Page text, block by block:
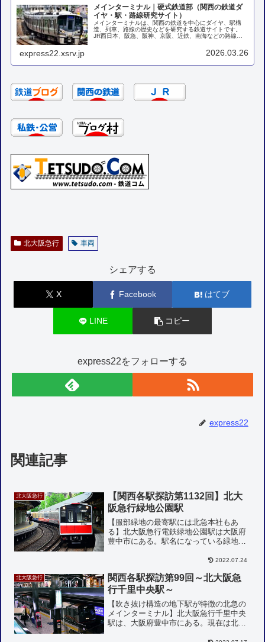
メインターミナル｜硬式鉄道部（関西の鉄道ダ
イヤ・駅・路線研究サイト）
メインターミナルは、関西の鉄道を中心にダイヤ、駅構
造、列車、路線の歴史などを研究する鉄道サイトです。
JR西日本、阪急、阪神、京阪、近鉄、南海などの路線ガ
express22.xsrv.jp 2026.03.26
北大阪急行 車両
シェアする
X Facebook はてブ
LINE コピー
express22をフォローする
express22
関連記事
北大阪急行
【関西各駅探訪第1132回】北大
阪急行緑地公園駅
【服部緑地の最寄駅には北急本社もあ
る】北大阪急行電鉄緑地公園駅は大阪府
豊中市にある。駅名になっている緑地公
は万博公園に次いで大きな公園となって
もある。電車はデータイム毎...
2022.07.24
北大阪急行
関西各駅探訪第99回～北大阪急
行千里中央駅～
【吹き抜け構造の地下駅が特徴の北急の
メインターミナル】北大阪急行千里中央
駅は、大阪府豊中市にある。現在は北大